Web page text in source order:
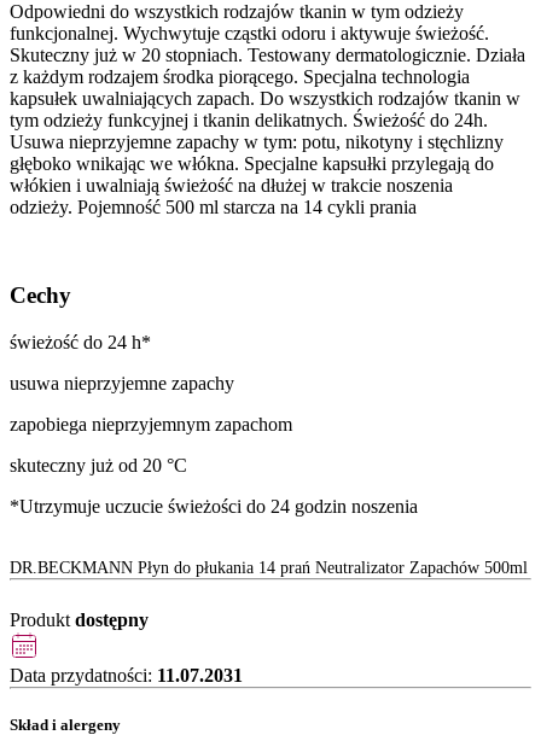
Odpowiedni do wszystkich rodzajów tkanin w tym odzieży
funkcjonalnej. Wychwytuje cząstki odoru i aktywuje świeżość.
Skuteczny już w 20 stopniach. Testowany dermatologicznie. Działa
z każdym rodzajem środka piorącego. Specjalna technologia
kapsułek uwalniających zapach. Do wszystkich rodzajów tkanin w
tym odzieży funkcyjnej i tkanin delikatnych. Świeżość do 24h.
Usuwa nieprzyjemne zapachy w tym: potu, nikotyny i stęchlizny
głęboko wnikając we włókna. Specjalne kapsułki przylegają do
włókien i uwalniają świeżość na dłużej w trakcie noszenia
odzieży. Pojemność 500 ml starcza na 14 cykli prania
Cechy
świeżość do 24 h*
usuwa nieprzyjemne zapachy
zapobiega nieprzyjemnym zapachom
skuteczny już od 20 °C
*Utrzymuje uczucie świeżości do 24 godzin noszenia
DR.BECKMANN Płyn do płukania 14 prań Neutralizator Zapachów 500ml
Produkt dostępny
Data przydatności: 11.07.2031
Skład i alergeny